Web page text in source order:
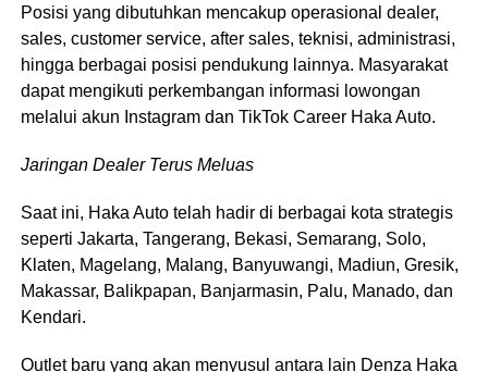
Posisi yang dibutuhkan mencakup operasional dealer,
sales, customer service, after sales, teknisi, administrasi,
hingga berbagai posisi pendukung lainnya. Masyarakat
dapat mengikuti perkembangan informasi lowongan
melalui akun Instagram dan TikTok Career Haka Auto.
Jaringan Dealer Terus Meluas
Saat ini, Haka Auto telah hadir di berbagai kota strategis
seperti Jakarta, Tangerang, Bekasi, Semarang, Solo,
Klaten, Magelang, Malang, Banyuwangi, Madiun, Gresik,
Makassar, Balikpapan, Banjarmasin, Palu, Manado, dan
Kendari.
Outlet baru yang akan menyusul antara lain Denza Haka